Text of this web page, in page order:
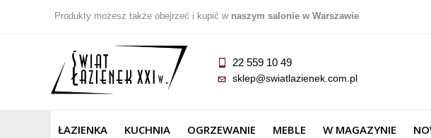
Produkty możesz także obejrzeć i kupić w naszym salonie w Warszawie
22 559 10 49
sklep@swiatlazienek.com.pl
ŁAZIENKA KUCHNIA OGRZEWANIE MEBLE W MAGAZYNIE